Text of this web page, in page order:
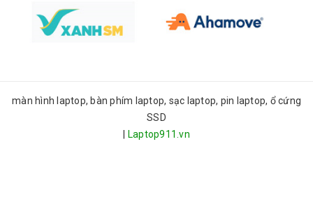
màn hình laptop, bàn phím laptop, sạc laptop, pin laptop, ổ cứng
SSD
Laptop911.vn